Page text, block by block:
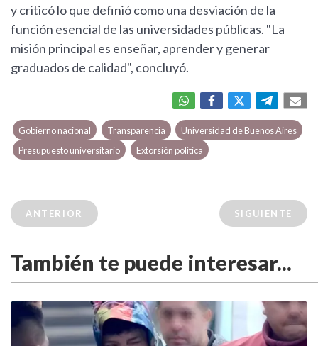
y criticó lo que definió como una desviación de la
función esencial de las universidades públicas. "La
misión principal es enseñar, aprender y generar
graduados de calidad", concluyó.
Gobierno nacional Transparencia
Universidad de Buenos Aires
Presupuesto universitario
Extorsión política
ANTERIOR SIGUIENTE
También te puede interesar...